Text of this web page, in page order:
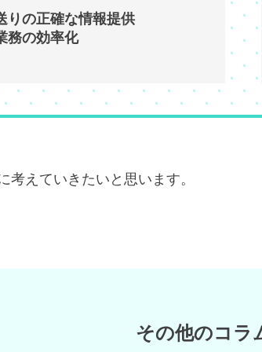
りの正確な情報提供
の効率化
考えていきたいと思います。
その他のコラ